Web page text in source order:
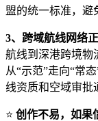
盟的统一标准，避
3、跨域航线网络
航线到深港跨境物
从“示范”走向“常
线资质和空域审批
⭐ 创作不易，如果